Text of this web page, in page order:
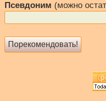
Псевдоним (можно